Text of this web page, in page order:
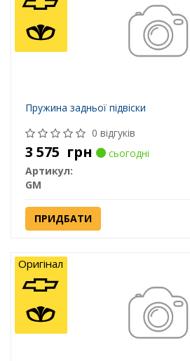
Пружина задньої підвіски
0 відгуків
3 575 грн
сьогодні
Артикул:
GM
ПРИДБАТИ
Оригінал